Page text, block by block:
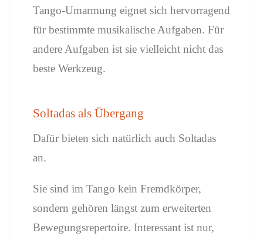
Tango-Umarmung eignet sich hervorragend
für bestimmte musikalische Aufgaben. Für
andere Aufgaben ist sie vielleicht nicht das
beste Werkzeug.
Soltadas als Übergang
Dafür bieten sich natürlich auch Soltadas
an.
Sie sind im Tango kein Fremdkörper,
sondern gehören längst zum erweiterten
Bewegungsrepertoire. Interessant ist nur,